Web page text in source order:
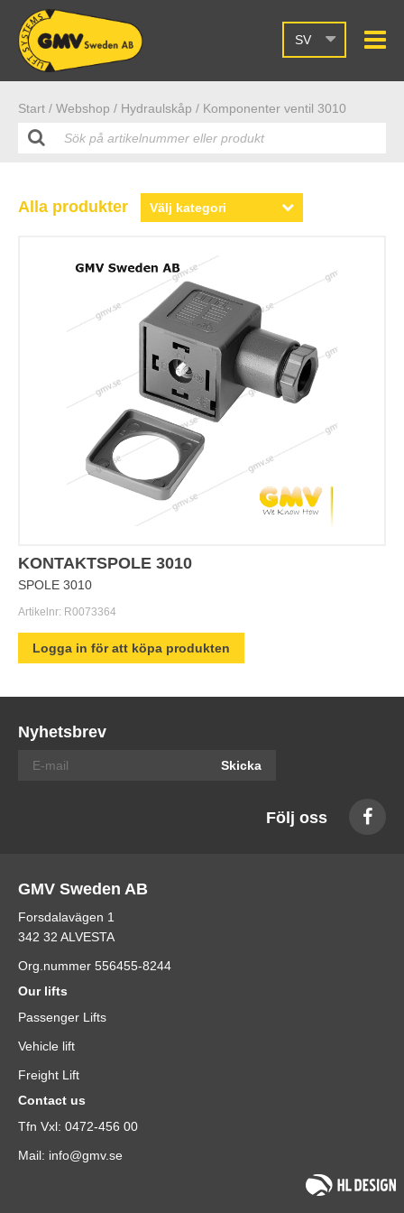
SV
Start / Webshop / Hydraulskåp / Komponenter ventil 3010
Alla produkter
KONTAKTSPOLE 3010
SPOLE 3010
Artikelnr: R0073364
Logga in för att köpa produkten
Nyhetsbrev
Skicka
Följ oss
GMV Sweden AB
Forsdalavägen 1
342 32 ALVESTA
Org.nummer 556455-8244
Our lifts
Passenger Lifts
Vehicle lift
Freight Lift
Contact us
Tfn Vxl: 0472-456 00
Mail: info@gmv.se